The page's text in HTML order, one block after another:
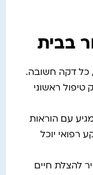
בבית
כל דקה חשובה.
ראשוני
עם הוראות
רפואי יוכל
להצלת חיים